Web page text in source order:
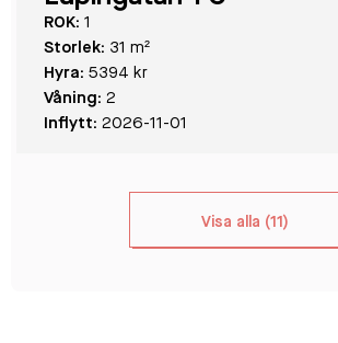
ROK: 1
Storlek: 31 m²
Hyra: 5394 kr
Våning: 2
Inflytt: 2026-11-01
Visa alla (11)